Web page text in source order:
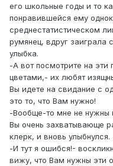
его школьные годы и то
понравившейся ему
среднестатистическом
румянец, вдруг заиграла
улыбка.
-А вот посмотрите на эти
цветами,- их любят
Вы идете на свидание с
это то, что Вам нужно!
-Вообще-то мне не нужны
Вы очень захватывающе
клерк, и вновь улыбнулся.
-И тут я ошибся!-
вижу, что Вам нужны эти